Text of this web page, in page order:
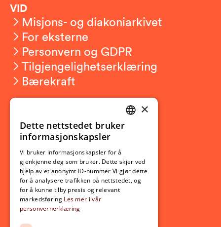
VID
Misjons- og diakoniarkivet
For eksterne
Personvern og GDPR
Tilgjengelighetserklæring
Bærekraft
Ny student
Utveksling
Opptak
Lov- og regelverk
Aktuelt
Nyheter
NORWEGIAN
×
Dette nettstedet bruker
informasjonskapsler
Vi bruker informasjonskapsler for å
gjenkjenne deg som bruker. Dette skjer ved
hjelp av et anonymt ID-nummer Vi gjør dette
for å analysere trafikken på nettstedet, og
for å kunne tilby presis og relevant
markedsføring Les mer i vår
personvernerklæring